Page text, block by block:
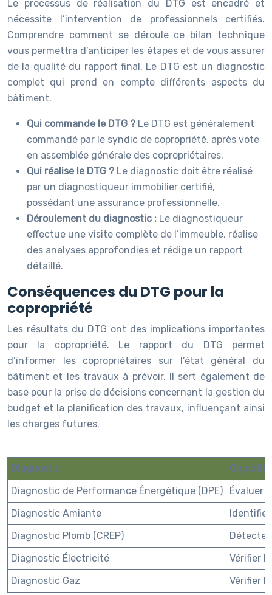
Le processus de réalisation du DTG est encadré et
nécessite l’intervention de professionnels certifiés.
Comprendre comment se déroule ce bilan technique
vous permettra d’anticiper les étapes et de vous assurer
de la qualité du rapport final. Le DTG est un diagnostic
complet qui prend en compte différents aspects du
bâtiment.
Qui commande le DTG ? Le DTG est généralement
commandé par le syndic de copropriété, après vote
en assemblée générale des copropriétaires.
Qui réalise le DTG ? Le diagnostic doit être réalisé
par un diagnostiqueur immobilier certifié,
possédant une assurance professionnelle.
Déroulement du diagnostic : Le diagnostiqueur
effectue une visite complète de l’immeuble, réalise
des analyses approfondies et rédige un rapport
détaillé.
Conséquences du DTG pour la
copropriété
Les résultats du DTG ont des implications importantes
pour la copropriété. Le rapport du DTG permet
d’informer les copropriétaires sur l’état général du
bâtiment et les travaux à prévoir. Il sert également de
base pour la prise de décisions concernant la gestion du
budget et la planification des travaux, influençant ainsi
les charges futures.
Diagnostic
Objectifs
Diagnostic de Performance Énergétique (DPE)
Évaluer
Diagnostic Amiante
Identifier
Diagnostic Plomb (CREP)
Détecter
Diagnostic Électricité
Vérifier
Diagnostic Gaz
Vérifier